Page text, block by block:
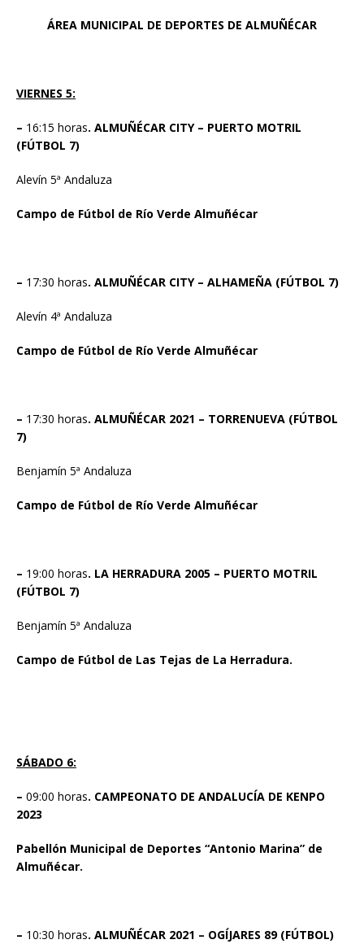
ÁREA MUNICIPAL DE DEPORTES DE ALMUÑÉCAR
VIERNES 5:
– 16:15 horas. ALMUÑÉCAR CITY – PUERTO MOTRIL
(FÚTBOL 7)
Alevín 5ª Andaluza
Campo de Fútbol de Río Verde Almuñécar
– 17:30 horas. ALMUÑÉCAR CITY – ALHAMEÑA (FÚTBOL 7)
Alevín 4ª Andaluza
Campo de Fútbol de Río Verde Almuñécar
– 17:30 horas. ALMUÑÉCAR 2021 – TORRENUEVA (FÚTBOL
7)
Benjamín 5ª Andaluza
Campo de Fútbol de Río Verde Almuñécar
– 19:00 horas. LA HERRADURA 2005 – PUERTO MOTRIL
(FÚTBOL 7)
Benjamín 5ª Andaluza
Campo de Fútbol de Las Tejas de La Herradura.
SÁBADO 6:
– 09:00 horas. CAMPEONATO DE ANDALUCÍA DE KENPO
2023
Pabellón Municipal de Deportes “Antonio Marina” de
Almuñécar.
– 10:30 horas. ALMUÑÉCAR 2021 – OGÍJARES 89 (FÚTBOL)